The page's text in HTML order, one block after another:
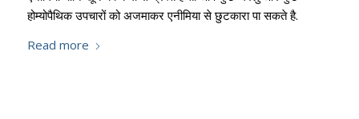
होम्योपैथिक उपचारों को अजमाकर एनीमिया से छुटकारा पा सकते है.
Read more